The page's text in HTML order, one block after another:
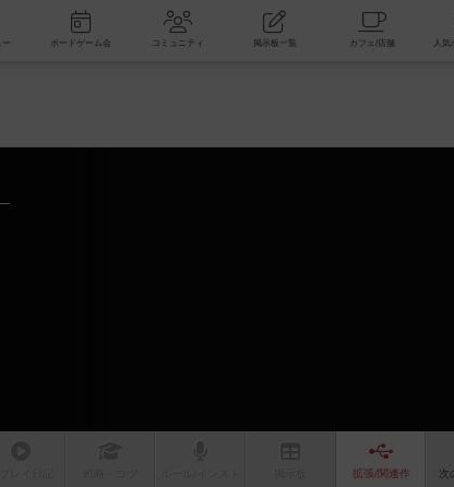
新着レビュー ボードゲーム会 コミュニティ 掲示板一覧
拡張/関連作 次